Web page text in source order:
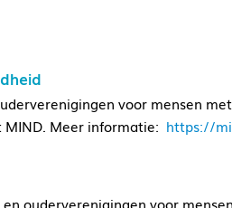
voor mensen
Meer informatie: https://
ouderverenigingen voor